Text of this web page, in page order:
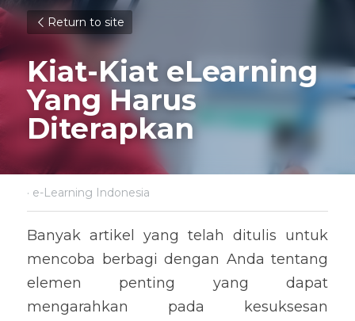
Return to site
Kiat-Kiat eLearning
Yang Harus
Diterapkan
· e-Learning Indonesia
Banyak artikel yang telah ditulis untuk
mencoba berbagi dengan Anda tentang
elemen penting yang dapat
mengarahkan pada kesuksesan